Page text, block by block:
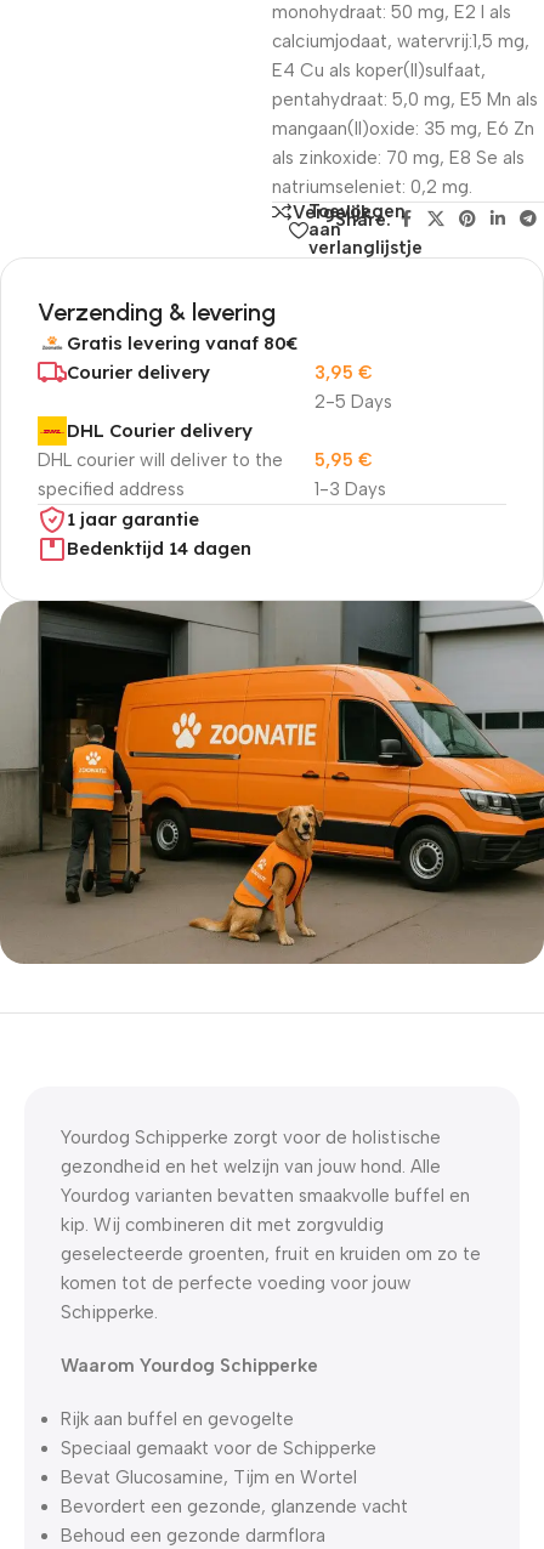
monohydraat: 50 mg, E2 I als
calciumjodaat, watervrij:1,5 mg,
E4 Cu als koper(II)sulfaat,
pentahydraat: 5,0 mg, E5 Mn als
mangaan(II)oxide: 35 mg, E6 Zn
als zinkoxide: 70 mg, E8 Se als
natriumseleniet: 0,2 mg.
Vergelijk
Toevoegen
aan
verlanglijstje
Share:
Verzending & levering
Gratis levering vanaf 80€
Courier delivery
2-5 Days
3,95 €
DHL Courier delivery
DHL courier will deliver to the
specified address
1-3 Days
5,95 €
1 jaar garantie
Bedenktijd 14 dagen
5% korting met code
Yourdog Schipperke zorgt voor de holistische
gezondheid en het welzijn van jouw hond. Alle
Yourdog varianten bevatten smaakvolle buffel en
kip. Wij combineren dit met zorgvuldig
geselecteerde groenten, fruit en kruiden om zo te
komen tot de perfecte voeding voor jouw
Schipperke.
Waarom Yourdog Schipperke
Rijk aan buffel en gevogelte
Speciaal gemaakt voor de Schipperke
Bevat Glucosamine, Tijm en Wortel
Bevordert een gezonde, glanzende vacht
Behoud een gezonde darmflora